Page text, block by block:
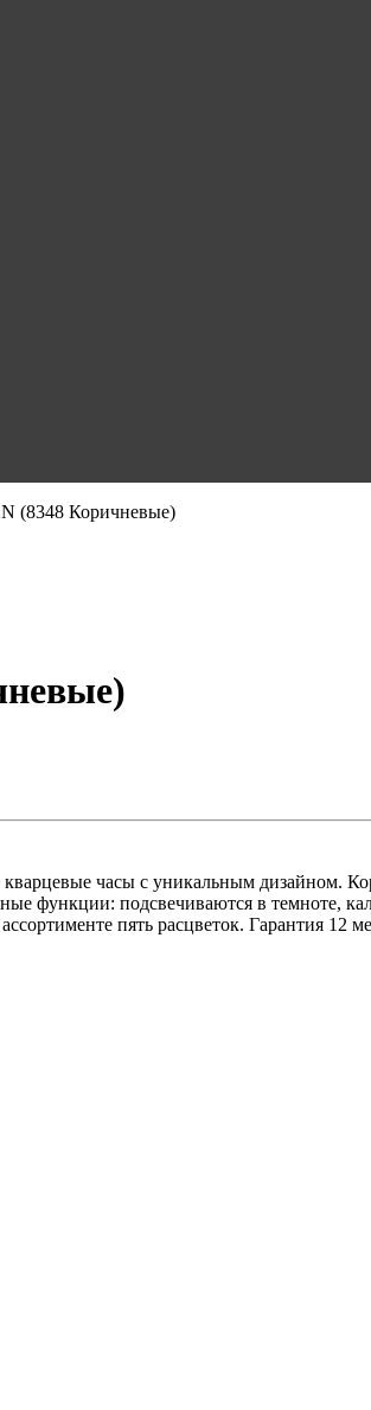
(8348 Коричневые)
часы с уникальным дизайном.
функции: подсвечиваются в темноте,
пять расцветок. Гарантия 12